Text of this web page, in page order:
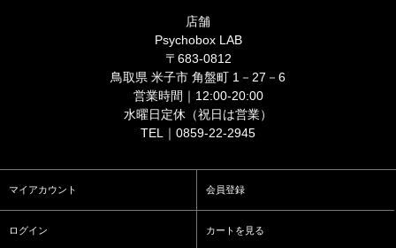
店舗
Psychobox LAB
〒683-0812
鳥取県 米子市 角盤町 1－27－6
営業時間｜12:00-20:00
水曜日定休（祝日は営業）
TEL｜0859-22-2945
マイアカウント 会員登録
ログイン カートを見る